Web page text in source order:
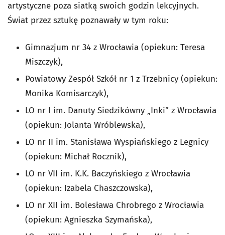
artystyczne poza siatką swoich godzin lekcyjnych.
Świat przez sztukę poznawały w tym roku:
Gimnazjum nr 34 z Wrocławia (opiekun: Teresa
Miszczyk),
Powiatowy Zespół Szkół nr 1 z Trzebnicy (opiekun:
Monika Komisarczyk),
LO nr I im. Danuty Siedzikówny „Inki” z Wrocławia
(opiekun: Jolanta Wróblewska),
LO nr II im. Stanisława Wyspiańskiego z Legnicy
(opiekun: Michał Rocznik),
LO nr VII im. K.K. Baczyńskiego z Wrocławia
(opiekun: Izabela Chaszczowska),
LO nr XII im. Bolesława Chrobrego z Wrocławia
(opiekun: Agnieszka Szymańska),